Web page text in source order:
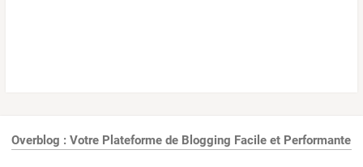
Overblog : Votre Plateforme de Blogging Facile et Performante